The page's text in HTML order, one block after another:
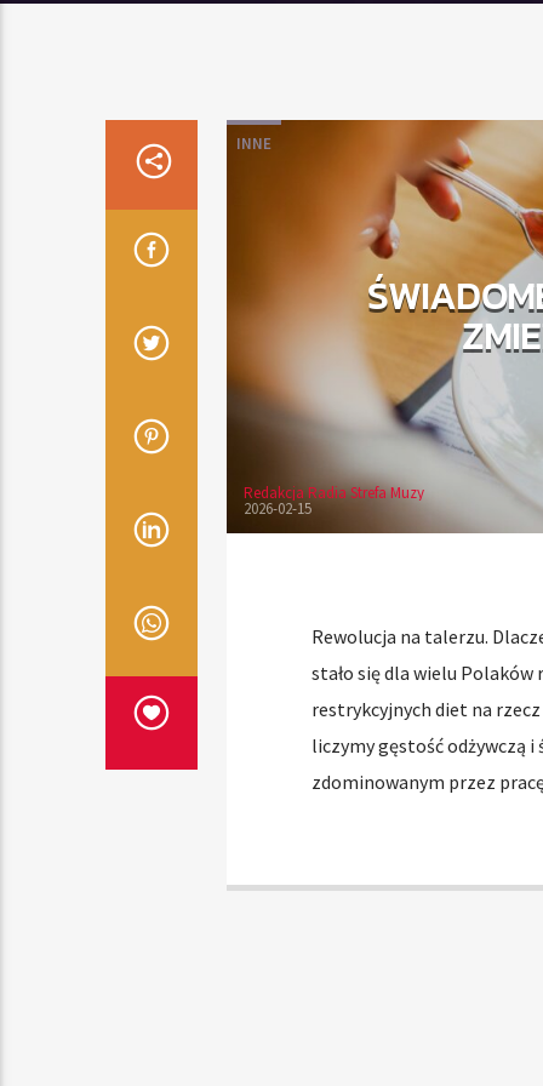
INNE
Redakcja Radia Strefa Muzy
2026-02-15
Rewolucja na talerzu.
stało się dla wielu Polaków
restrykcyjnych diet na
liczymy gęstość odżywczą i
zdominowanym przez